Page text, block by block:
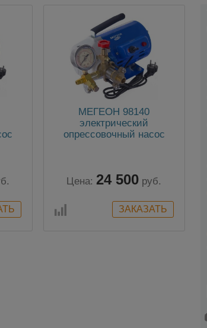
МЕГЕОН 98140
электрический
опрессовочный насос
Цена: 24 500 руб.